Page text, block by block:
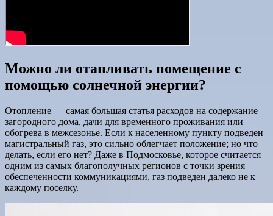
Можно ли отапливать помещение с
помощью солнечной энергии?
Отопление — самая большая статья расходов на содержание
загородного дома, дачи для временного проживания или
обогрева в межсезонье. Если к населенному пункту подведен
магистральный газ, это сильно облегчает положение; но что
делать, если его нет? Даже в Подмосковье, которое считается
одним из самых благополучных регионов с точки зрения
обеспеченности коммуникациями, газ подведен далеко не к
каждому поселку.